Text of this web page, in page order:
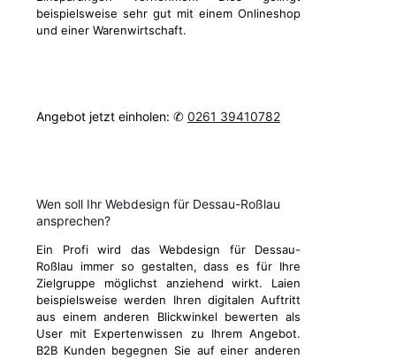
beispielsweise sehr gut mit einem Onlineshop
und einer Warenwirtschaft.
Angebot jetzt einholen: ✆ 0261 39410782
Wen soll Ihr Webdesign für Dessau-Roßlau
ansprechen?
Ein Profi wird das Webdesign für Dessau-
Roßlau immer so gestalten, dass es für Ihre
Zielgruppe möglichst anziehend wirkt. Laien
beispielsweise werden Ihren digitalen Auftritt
aus einem anderen Blickwinkel bewerten als
User mit Expertenwissen zu Ihrem Angebot.
B2B Kunden begegnen Sie auf einer anderen